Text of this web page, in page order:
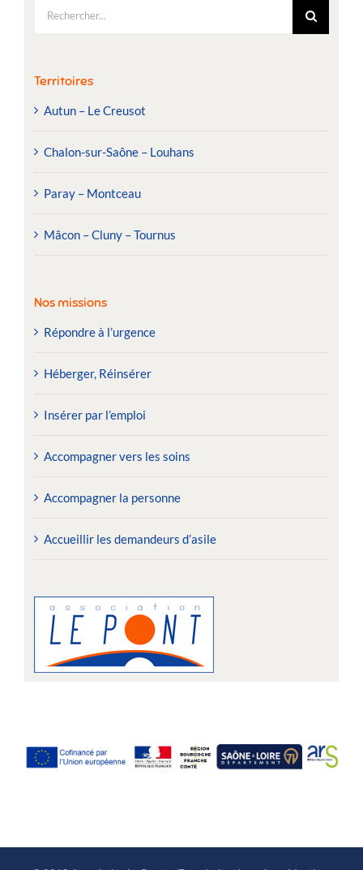
Rechercher:
Territoires
Autun – Le Creusot
Chalon-sur-Saône – Louhans
Paray – Montceau
Mâcon – Cluny – Tournus
Nos missions
Répondre à l’urgence
Héberger, Réinsérer
Insérer par l’emploi
Accompagner vers les soins
Accompagner la personne
Accueillir les demandeurs d’asile